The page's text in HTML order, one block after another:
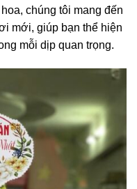
chúng tôi mang đến
mới, giúp bạn thể hiện
mỗi dịp quan trọng.